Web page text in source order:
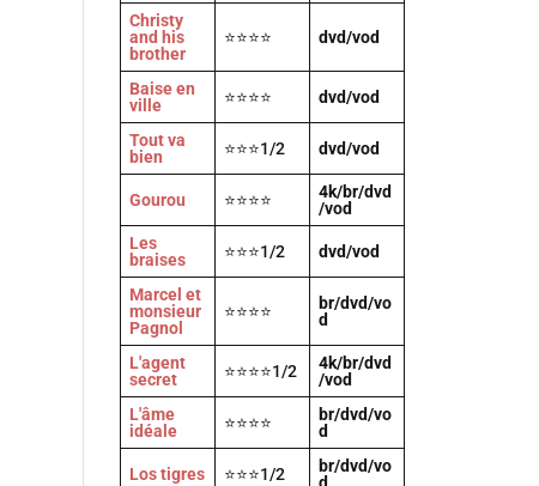
Christy
and his
brother
⭐⭐⭐⭐ dvd/vod
Baise en
ville
⭐⭐⭐⭐ dvd/vod
Tout va
bien
⭐⭐⭐1/2 dvd/vod
Gourou ⭐⭐⭐⭐
4k/br/dvd
/vod
Les
braises
⭐⭐⭐1/2 dvd/vod
Marcel et
monsieur
Pagnol
⭐⭐⭐⭐
br/dvd/vo
d
L'agent
secret
⭐⭐⭐⭐1/2
4k/br/dvd
/vod
L'âme
idéale
⭐⭐⭐⭐
br/dvd/vo
d
Los tigres ⭐⭐⭐1/2
br/dvd/vo